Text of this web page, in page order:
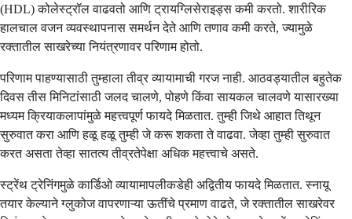
(HDL) कोलेस्ट्रॉल वाढवतो आणि ट्रायग्लिसेराइड्स कमी करतो. शारीरिक
हालचाल वजन व्यवस्थापनास समर्थन देते आणि तणाव कमी करते, ज्यामुळे
रक्तातील साखरेच्या नियंत्रणावर परिणाम होतो.
परिणाम पाहण्यासाठी तुम्हाला तीव्र व्यायामाची गरज नाही. आठवड्यातील बहुतेक
दिवस तीस मिनिटांसाठी जलद चालणे, पोहणे किंवा सायकल चालवणे यासारख्या
मध्यम क्रियाकलापांमुळे महत्त्वपूर्ण फायदे मिळतात. तुम्ही जिथे आहात तिथून
सुरुवात करा आणि हळू हळू तुम्ही जे करू शकता ते वाढवा. जेव्हा तुम्ही सुरुवात
करत असता तेव्हा सातत्य तीव्रतेपेक्षा अधिक महत्त्वाचे असते.
स्ट्रेंथ ट्रेनिंगमुळे कार्डिओ व्यायामापलीकडेही अद्वितीय फायदे मिळतात. स्नायू
तयार केल्याने ग्लुकोज वापरणाऱ्या ऊतींचे प्रमाण वाढते, जे रक्तातील साखरेवर